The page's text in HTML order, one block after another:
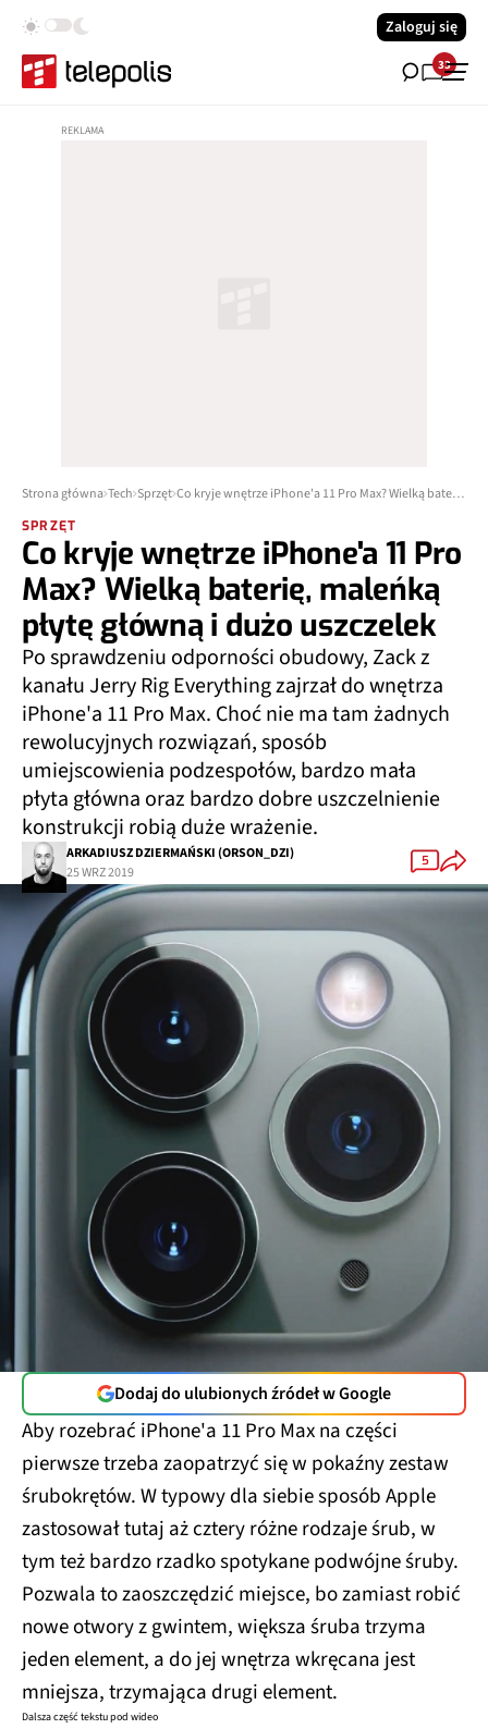
Zaloguj się
33
Strona główna Tech Sprzęt Co kryje wnętrze iPhone'a 11 Pro Max? Wielką baterię, maleńką płytę główną i dużo uszczelek
SPRZĘT
Co kryje wnętrze iPhone'a 11 Pro
Max? Wielką baterię, maleńką
płytę główną i dużo uszczelek
Po sprawdzeniu odporności obudowy, Zack z
kanału Jerry Rig Everything zajrzał do wnętrza
iPhone'a 11 Pro Max. Choć nie ma tam żadnych
rewolucyjnych rozwiązań, sposób
umiejscowienia podzespołów, bardzo mała
płyta główna oraz bardzo dobre uszczelnienie
konstrukcji robią duże wrażenie.
ARKADIUSZ DZIERMAŃSKI (ORSON_DZI)
25 WRZ 2019
5
Dodaj do ulubionych źródeł w Google
Aby rozebrać iPhone'a 11 Pro Max na części
pierwsze trzeba zaopatrzyć się w pokaźny zestaw
śrubokrętów. W typowy dla siebie sposób Apple
zastosował tutaj aż cztery różne rodzaje śrub, w
tym też bardzo rzadko spotykane podwójne śruby.
Pozwala to zaoszczędzić miejsce, bo zamiast robić
nowe otwory z gwintem, większa śruba trzyma
jeden element, a do jej wnętrza wkręcana jest
mniejsza, trzymająca drugi element.
Dalsza część tekstu pod wideo